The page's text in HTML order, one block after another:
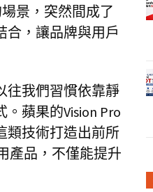
景，突然間成了
合，讓品牌與用戶
往我們習慣依靠靜
蘋果的Vision Pro
類技術打造出前所
產品，不僅能提升